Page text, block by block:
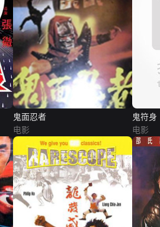
鬼面忍者
电影
鬼符身
电影